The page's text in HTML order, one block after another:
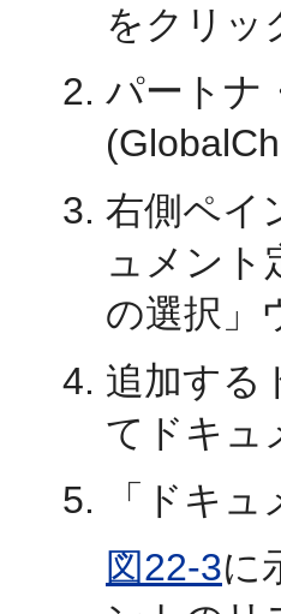
をクリッ
パートナ
右側ペイ
ュメント
の選択」
追加する
てドキュ
「ドキ
図22-3に